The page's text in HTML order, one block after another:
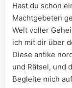
Hast‌ du ‍schon
Machtgebeten
Welt voller
ich mit dir über
‌Diese antike
und Rätsel, und
‌Begleite mich⁤